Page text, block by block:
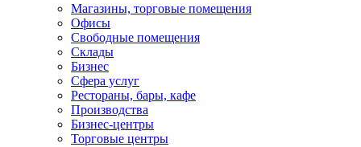
Магазины, торговые помещения
Офисы
Свободные помещения
Склады
Бизнес
Сфера услуг
Рестораны, бары, кафе
Производства
Бизнес-центры
Торговые центры